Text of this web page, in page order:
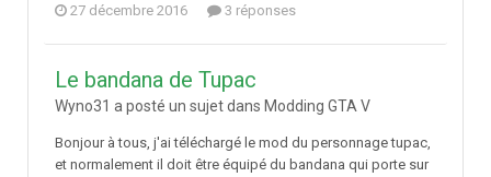
27 décembre 2016 3 réponses
Le bandana de Tupac
Wyno31 a posté un sujet dans Modding GTA V
Bonjour à tous, j'ai téléchargé le mod du personnage tupac,
et normalement il doit être équipé du bandana qui porte sur